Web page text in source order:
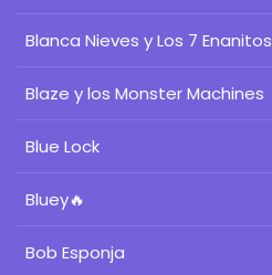
Blanca Nieves y Los 7 Enanitos
Blaze y los Monster Machines
Blue Lock
Bluey🔥
Bob Esponja